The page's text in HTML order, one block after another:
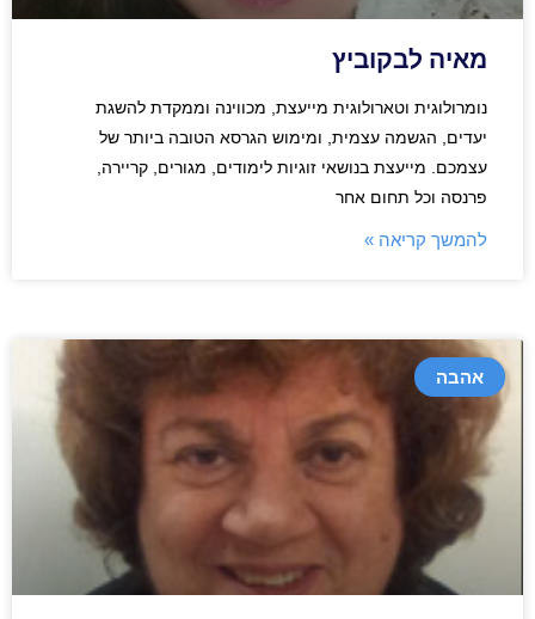
מאיה לבקוביץ
נומרולוגית וטארולוגית מייעצת, מכווינה וממקדת להשגת
יעדים, הגשמה עצמית, ומימוש הגרסא הטובה ביותר של
עצמכם. מייעצת בנושאי זוגיות לימודים, מגורים, קריירה,
פרנסה וכל תחום אחר
להמשך קריאה »
אהבה